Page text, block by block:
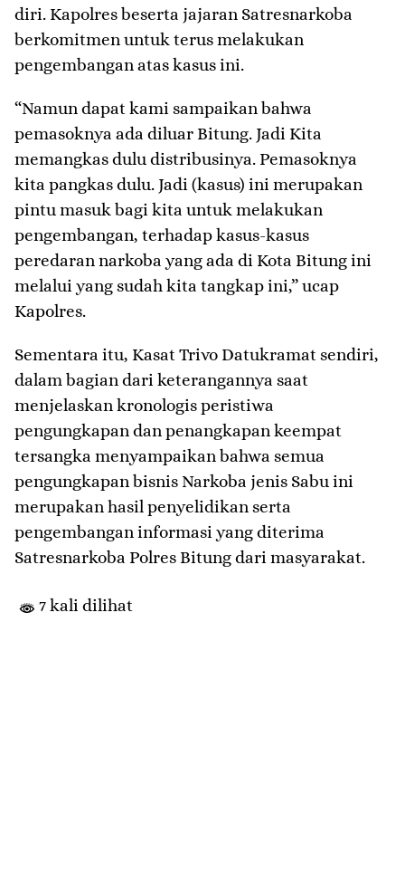
diri. Kapolres beserta jajaran Satresnarkoba
berkomitmen untuk terus melakukan
pengembangan atas kasus ini.
“Namun dapat kami sampaikan bahwa
pemasoknya ada diluar Bitung. Jadi Kita
memangkas dulu distribusinya. Pemasoknya
kita pangkas dulu. Jadi (kasus) ini merupakan
pintu masuk bagi kita untuk melakukan
pengembangan, terhadap kasus-kasus
peredaran narkoba yang ada di Kota Bitung ini
melalui yang sudah kita tangkap ini,” ucap
Kapolres.
Sementara itu, Kasat Trivo Datukramat sendiri,
dalam bagian dari keterangannya saat
menjelaskan kronologis peristiwa
pengungkapan dan penangkapan keempat
tersangka menyampaikan bahwa semua
pengungkapan bisnis Narkoba jenis Sabu ini
merupakan hasil penyelidikan serta
pengembangan informasi yang diterima
Satresnarkoba Polres Bitung dari masyarakat.
7 kali dilihat